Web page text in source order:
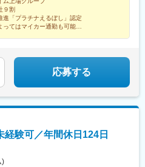
、大分県、宮崎県、鹿児島県受動喫
駅、北浦和駅、東浦和駅、東鷲宮
、花崎駅、朝霞台駅、新座駅、上尾
、和光市駅、二和向台駅、千城台
、長原駅(東京都)、大岡山駅、目黒
駅、平井駅(東京都)、駒込駅、白山駅
合駅(東京都)、浜田山駅、千歳烏山
矢田駅、鶴舞駅、八事駅、杁ケ池公
駅、荒子駅、尾張一宮駅、開明駅、
)、愛環梅坪駅、三河高浜駅、安城駅、
９割
「プラチナえるぼし」認定
てはマイカー通勤も可能
くもりが、集う職場へ』☆*
応募する
験可／年間休日124日
)